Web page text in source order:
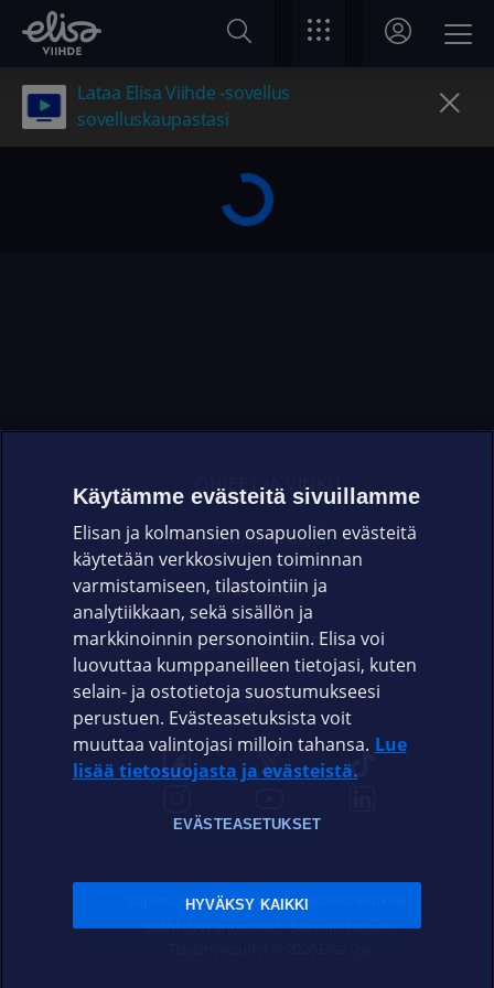
Lataa Elisa Viihde -sovellus
sovelluskaupastasi
OHJEET JA VINKIT
OMAYHTEISÖ
VIANSELVITYS
ASIAKASPALVELU
ELISA.FI
Sopimusehdot Tietosuoja Evästeasetukset
Sääntelyviranomaiset Saavutettavuus
Käytämme evästeitä sivuillamme
Elisan ja kolmansien osapuolien evästeitä
käytetään verkkosivujen toiminnan
varmistamiseen, tilastointiin ja
analytiikkaan, sekä sisällön ja
markkinoinnin personointiin. Elisa voi
luovuttaa kumppaneilleen tietojasi, kuten
selain- ja ostotietoja suostumukseesi
perustuen. Evästeasetuksista voit
muuttaa valintojasi milloin tahansa. Lue
lisää tietosuojasta ja evästeistä.
EVÄSTEASETUKSET
HYVÄKSY KAIKKI